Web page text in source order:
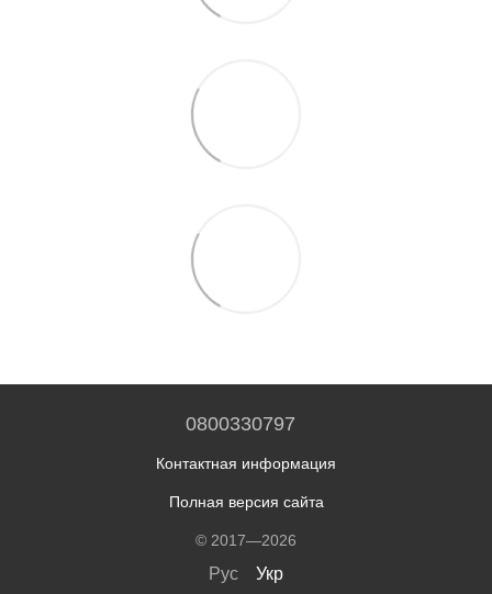
0800330797
Контактная информация
Полная версия сайта
© 2017—2026
Рус Укр